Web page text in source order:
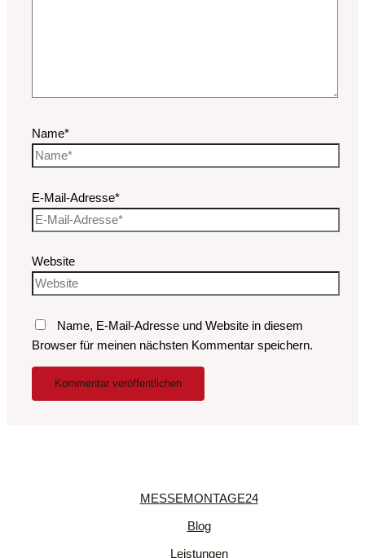
Name*
E-Mail-Adresse*
Website
Name, E-Mail-Adresse und Website in diesem
Browser für meinen nächsten Kommentar speichern.
MESSEMONTAGE24
Blog
Leistungen